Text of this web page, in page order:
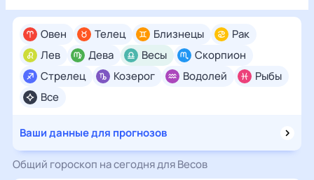
Все
Овен Телец Близнецы
Рак
Лев
Дева Весы
Скорпион
Стрелец
Козерог Водолей Рыбы
Ваши данные для прогнозов
Общий гороскоп на сегодня для Весов